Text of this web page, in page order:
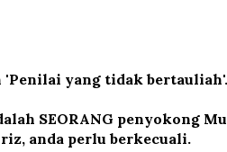
'Penilai yang tidak bertauliah'.
SEORANG penyokong
anda perlu berkecuali.